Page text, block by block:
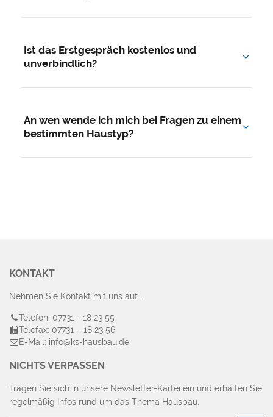
per E-Mail, ganz wie Sie es wünschen.
Ist das Erstgespräch kostenlos und
unverbindlich?
um Haustyp, Grundstück oder Finanzierung geht.
An wen wende ich mich bei Fragen zu einem
bestimmten Haustyp?
KONTAKT
Nehmen Sie Kontakt mit uns auf...
Telefon: 07731 - 18 23 55
Telefax: 07731 – 18 23 56
E-Mail: info@ks-hausbau.de
NICHTS VERPASSEN
Tragen Sie sich in unsere Newsletter-Kartei ein und erhalten Sie
regelmäßig Infos rund um das Thema Hausbau.